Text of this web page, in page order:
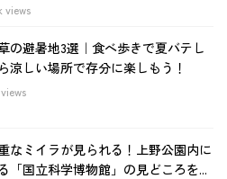
views
の避暑地3選｜食べ歩きで夏バテし
涼しい場所で存分に楽しもう！
views
なミイラが見られる！上野公園内に
「国立科学博物館」の見どころを...